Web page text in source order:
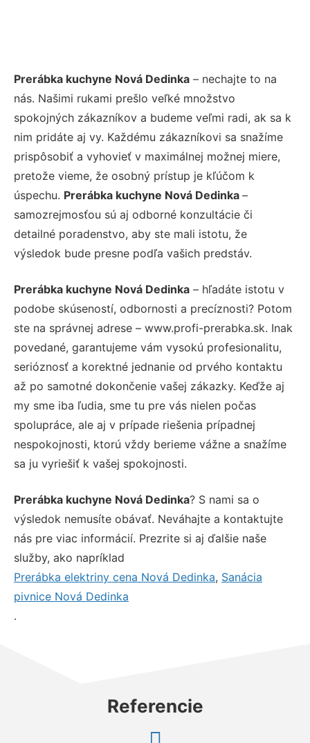
Prerábka kuchyne Nová Dedinka – nechajte to na
nás. Našimi rukami prešlo veľké množstvo
spokojných zákazníkov a budeme veľmi radi, ak sa k
nim pridáte aj vy. Každému zákazníkovi sa snažíme
prispôsobiť a vyhovieť v maximálnej možnej miere,
pretože vieme, že osobný prístup je kľúčom k
úspechu. Prerábka kuchyne Nová Dedinka –
samozrejmosťou sú aj odborné konzultácie či
detailné poradenstvo, aby ste mali istotu, že
výsledok bude presne podľa vašich predstáv.
Prerábka kuchyne Nová Dedinka – hľadáte istotu v
podobe skúseností, odbornosti a precíznosti? Potom
ste na správnej adrese – www.profi-prerabka.sk. Inak
povedané, garantujeme vám vysokú profesionalitu,
serióznosť a korektné jednanie od prvého kontaktu
až po samotné dokončenie vašej zákazky. Keďže aj
my sme iba ľudia, sme tu pre vás nielen počas
spolupráce, ale aj v prípade riešenia prípadnej
nespokojnosti, ktorú vždy berieme vážne a snažíme
sa ju vyriešiť k vašej spokojnosti.
Prerábka kuchyne Nová Dedinka? S nami sa o
výsledok nemusíte obávať. Neváhajte a kontaktujte
nás pre viac informácií. Prezrite si aj ďalšie naše
služby, ako napríklad
Prerábka elektriny cena Nová Dedinka, Sanácia
pivnice Nová Dedinka
.
Referencie